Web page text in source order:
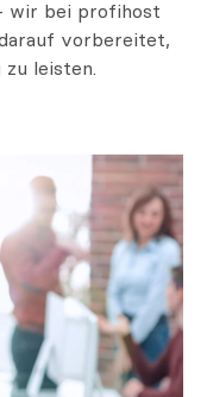
wir bei profihost
vorbereitet,
leisten.